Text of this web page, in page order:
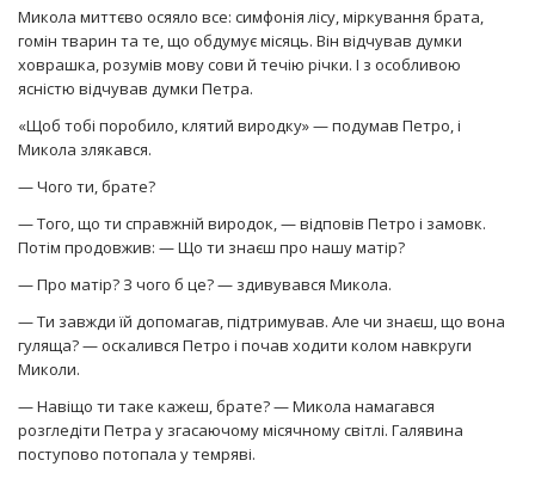
Микола миттєво осяяло все: симфонія лісу, міркування брата,
гомін тварин та те, що обдумує місяць. Він відчував думки
ховрашка, розумів мову сови й течію річки. І з особливою
ясністю відчував думки Петра.
«Щоб тобі поробило, клятий виродку» — подумав Петро, і
Микола злякався.
— Чого ти, брате?
— Того, що ти справжній виродок, — відповів Петро і замовк.
Потім продовжив: — Що ти знаєш про нашу матір?
— Про матір? З чого б це? — здивувався Микола.
— Ти завжди їй допомагав, підтримував. Але чи знаєш, що вона
гуляща? — оскалився Петро і почав ходити колом навкруги
Миколи.
— Навіщо ти таке кажеш, брате? — Микола намагався
розгледіти Петра у згасаючому місячному світлі. Галявина
поступово потопала у темряві.